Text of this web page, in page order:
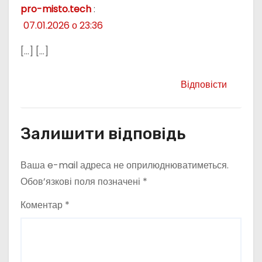
pro-misto.tech:
07.01.2026 о 23:36
[…] […]
Відповісти
Залишити відповідь
Ваша e-mail адреса не оприлюднюватиметься.
Обов’язкові поля позначені *
Коментар *